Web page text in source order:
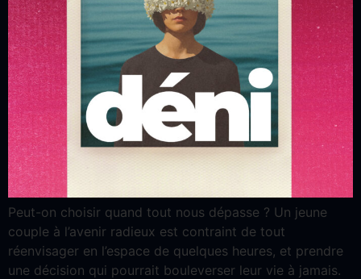
Peut-on choisir quand tout nous dépasse ? Un jeune
couple à l’avenir radieux est contraint de tout
réenvisager en l’espace de quelques heures, et prendre
une décision qui pourrait bouleverser leur vie à jamais.